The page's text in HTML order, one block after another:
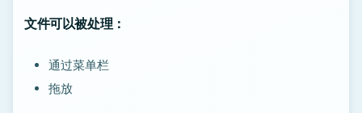
文件可以被处理：
通过菜单栏
拖放